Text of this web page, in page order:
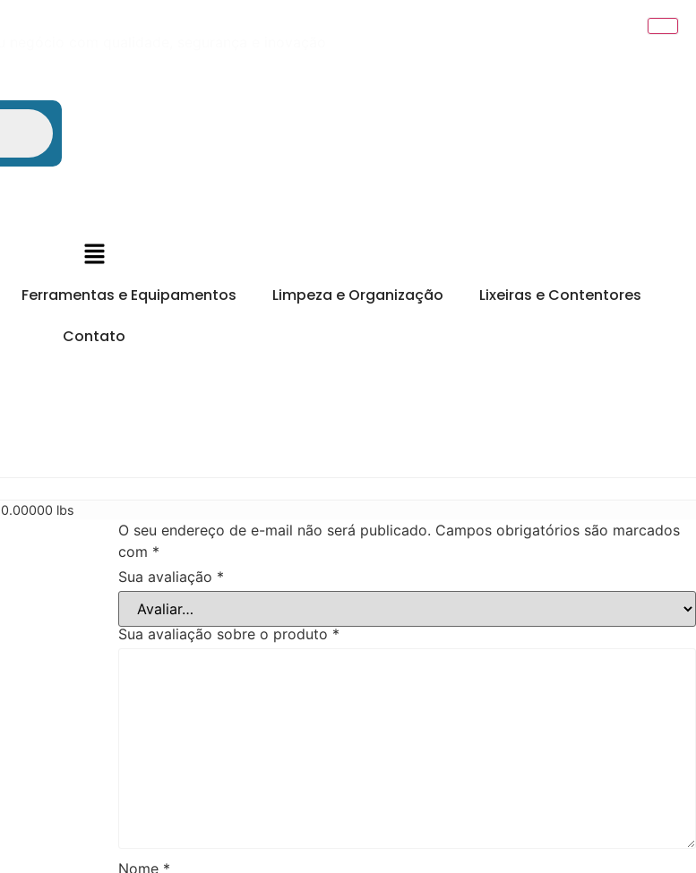
Ferramentas e Equipamentos Limpeza e Organização
Lixeiras e Contentores
Contato
0.00000 lbs
O seu endereço de e-mail não será publicado. Campos obrigatórios são marcados
com *
Sua avaliação *
Sua avaliação sobre o produto *
Nome *